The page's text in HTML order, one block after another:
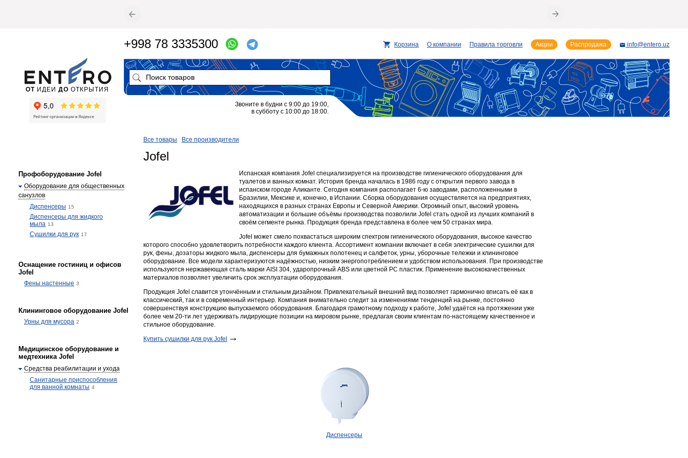
Все товары Все производители
Jofel
Испанская компания Jofel специализируется на производстве гигиенического оборудования для
туалетов и ванных комнат. История бренда началась в 1986 году с открытия первого завода в
испанском городе Аликанте. Сегодня компания располагает 6-ю заводами, расположенными в
Бразилии, Мексике и, конечно, в Испании. Сборка оборудования осуществляется на предприятиях,
находящихся в разных странах Европы и Северной Америки. Огромный опыт, высокий уровень
автоматизации и большие объёмы производства позволили Jofel стать одной из лучших компаний в
своём сегменте рынка. Продукция бренда представлена в более чем 50 странах мира.
Jofel может смело похвастаться широким спектром гигиенического оборудования, высокое качество
которого способно удовлетворить потребности каждого клиента. Ассортимент компании включает в себя электрические сушилки для
рук, фены, дозаторы жидкого мыла, диспенсеры для бумажных полотенец и салфеток, урны, уборочные тележки и клининговое
оборудование. Все модели характеризуются надёжностью, низким энергопотреблением и удобством использования. При производстве
используются нержавеющая сталь марки AISI 304, ударопрочный ABS или цветной РС пластик. Применение высококачественных
материалов позволяет увеличить срок эксплуатации оборудования.
Продукция Jofel славится утончённым и стильным дизайном. Привлекательный внешний вид позволяет гармонично вписать её как в
классический, так и в современный интерьер. Компания внимательно следит за изменениями тенденций на рынке, постоянно
совершенствуя конструкцию выпускаемого оборудования. Благодаря грамотному подходу к работе, Jofel удаётся на протяжении уже
более чем 20-ти лет удерживать лидирующие позиции на мировом рынке, предлагая своим клиентам по-настоящему качественное и
стильное оборудование.
Купить сушилки для рук Jofel
Диспенсеры
Профоборудование Jofel
Оборудование для общественных
санузлов
Диспенсеры 15
Диспенсеры для жидкого
мыла 13
Сушилки для рук 17
Оснащение гостиниц и офисов
Jofel
Фены настенные 3
Клининговое оборудование Jofel
Урны для мусора 2
Медицинское оборудование и
медтехника Jofel
Средства реабилитации и ухода
Санитарные приспособления
для ванной комнаты 4
ОТ ИДЕИ ДО ОТКРЫТИЯ
+998 78 3335300 Корзина О компании Правила торговли Акции Распродажа info@entero.uz
Звоните в будни с 9:00 до 19:00,
в субботу с 10:00 до 18:00.